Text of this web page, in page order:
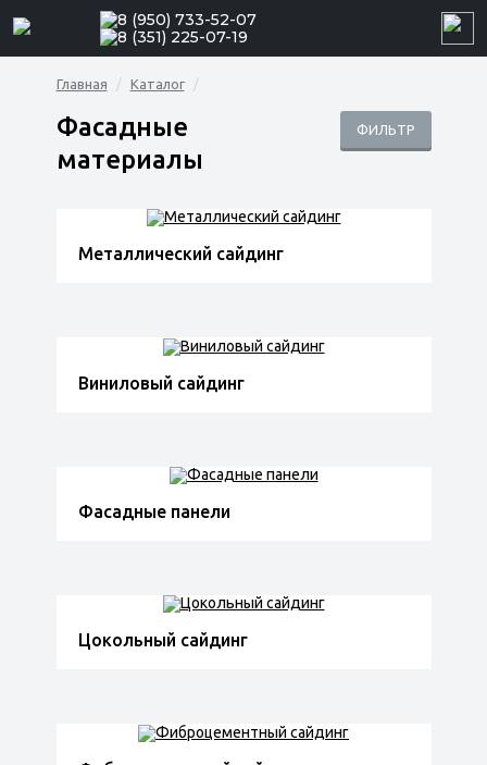
8 (950) 733-52-07
8 (351) 225-07-19
Главная Каталог
ФИЛЬТР
Фасадные
материалы
Металлический сайдинг
Виниловый сайдинг
Фасадные панели
Цокольный сайдинг